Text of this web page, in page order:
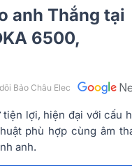
anh Thắng tại
6500,
Bảo Châu Elec
lợi, hiện đại với cấu
phù hợp cùng âm
anh.